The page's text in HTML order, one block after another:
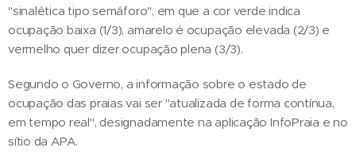
"sinalética tipo semáforo", em que a cor verde indica
ocupação baixa (1/3), amarelo é ocupação elevada (2/3) e
vermelho quer dizer ocupação plena (3/3).
Segundo o Governo, a informação sobre o estado de
ocupação das praias vai ser "atualizada de forma contínua,
em tempo real", designadamente na aplicação InfoPraia e no
sítio da APA.